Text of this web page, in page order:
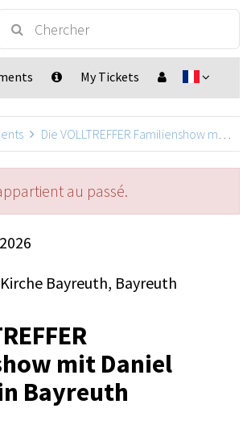
My Tickets
Die VOLLTREFFER Familienshow mit Daniel Kallauch
au passé.
Bayreuth, Bayreuth
mit Daniel
Bayreuth